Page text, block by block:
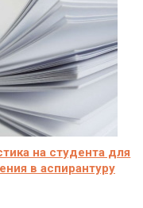
на студента для
в аспирантуру